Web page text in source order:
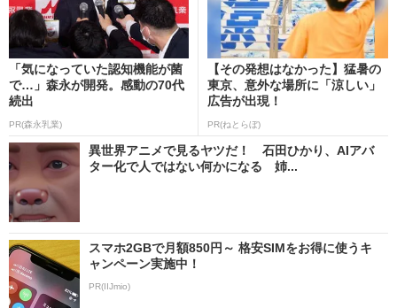
「気になっていた認知機能が菌
で…」森永が開発。感動の70代
続出
PR(森永乳業)
【その発想はなかった】猛暑の
東京、意外な場所に「涼しい」
広告が出現！
PR(ねとらぼ)
異世界アニメで見るヤツだ！ 石田ひかり、AIアバ
ター化で人ではない何かになる 姉...
スマホ2GBで月額850円～ 格安SIMをお得に使うキ
ャンペーン実施中！
PR(IIJmio)